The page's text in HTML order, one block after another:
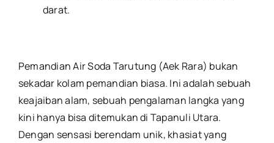
darat.
Pemandian Air Soda Tarutung (Aek Rara) bukan
sekadar kolam pemandian biasa. Ini adalah sebuah
keajaiban alam, sebuah pengalaman langka yang
kini hanya bisa ditemukan di Tapanuli Utara.
Dengan sensasi berendam unik, khasiat yang